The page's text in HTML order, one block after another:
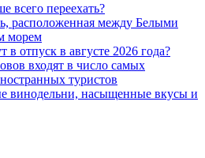
всего переехать?
расположенная между Белыми
морем
в отпуск в августе 2026 года?
входят в число самых
туристов
винодельни, насыщенные вкусы и